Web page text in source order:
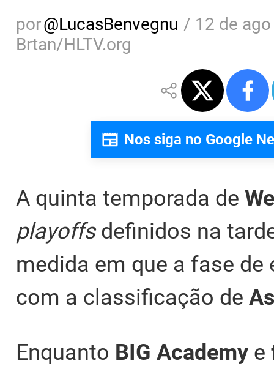
por@LucasBenvegnu / 12 de
Brtan/HLTV.org
Nos siga no Google
A quinta temporada de
playoffsdefinidos na
medida em que a fase
com a classificação de
Enquanto BIG Academy e